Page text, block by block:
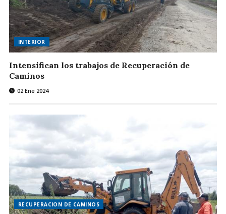
INTERIOR
Intensifican los trabajos de Recuperación de
Caminos
02 Ene 2024
RECUPERACION DE CAMINOS